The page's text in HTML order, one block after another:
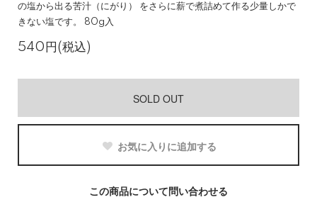
の塩から出る苦汁（にがり） をさらに薪で煮詰めて作る少量しかで
きない塩です。 80g入
540円(税込)
SOLD OUT
お気に入りに追加する
この商品について問い合わせる